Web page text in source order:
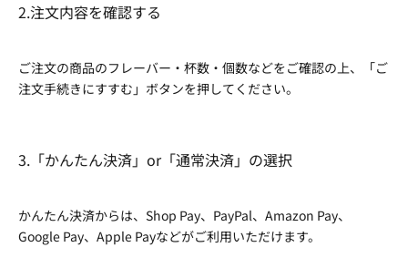
2.注文内容を確認する
ご注文の商品のフレーバー・杯数・個数などをご確認の上、「ご
注文手続きにすすむ」ボタンを押してください。
3.「かんたん決済」or「通常決済」の選択
かんたん決済からは、Shop Pay、PayPal、Amazon Pay、
Google Pay、Apple Payなどがご利用いただけます。